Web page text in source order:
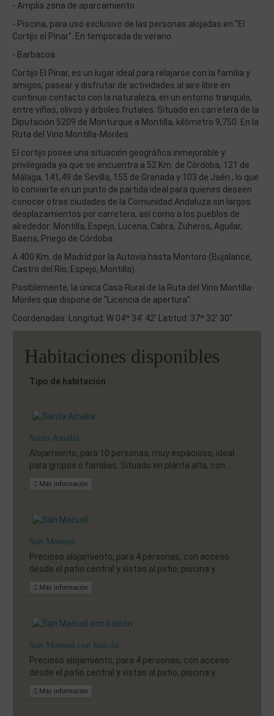
- Amplia zona de aparcamiento
- Piscina, para uso exclusivo de las personas alojadas en "El
Cortijo el Pinar". En temporada de verano.
- Barbacoa
Cortijo El Pinar, es un lugar ideal para relajarse con la familia y
amigos, pasear y disfrutar de actividades al aire libre en
continuo contacto con la naturaleza, en un entorno tranquilo,
entre viñas, olivos y árboles frutales. Situado en carretera de la
Diputación 5209 de Monturque a Montilla, kilómetro 9,750. En la
Ruta del Vino Montilla-Moriles.
El cortijo posee una situación geográfica inmejorable y
privilegiada ya que se encuentra a 52 Km. de Córdoba, 121 de
Málaga, 141,49 de Sevilla, 155 de Granada y 103 de Jaén , lo que
lo convierte en un punto de partida ideal para quienes deseen
conocer otras ciudades de la Comunidad Andaluza sin largos
desplazamientos por carretera, así como a los pueblos de
alrededor: Montilla, Espejo, Lucena, Cabra, Zuheros, Aguilar,
Baena, Priego de Córdoba.
A 400 Km. de Madrid por la Autovía hasta Montoro (Bujalance,
Castro del Río, Espejo, Montilla).
Posiblemente, la única Casa Rural de la Ruta del Vino Montilla-
Moriles que dispone de "Licencia de apertura".
Coordenadas: Longitud: W 04º 34' 42' Latitud: 37º 32' 30''
Habitaciones disponibles
Tipo de habitación
Santa Amalia
Alojamiento, para 10 personas, muy espacioso, ideal
para grupos o familias. Situado en planta alta, con...
Más información
San Manuel
Precioso alojamiento, para 4 personas, con acceso
desde el patio central y vistas al patio, piscina y...
Más información
San Manuel con balcón
Precioso alojamiento, para 4 personas, con acceso
desde el patio central y vistas al patio, piscina y...
Más información